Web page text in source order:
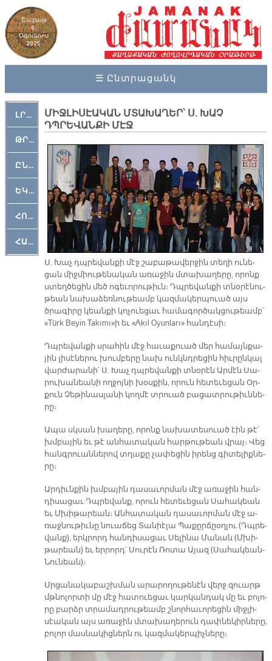
Շաբաթ
8,
Օգոստոս
2026
☰ Ընտրացանկ
ԼՐԱՀՈՍ
ԹՐՔԱՀԱՅ ԿԵԱՆՔ
ԸՆԿԵՐԱՄՇԱԿՈՒԹԱՅԻՆ
ԵԿԵՂԵՑԱԿԱՆ
ՀՈԳԵՄՏԱՒՈՐ
ՀԱՐԹԱԿ
ՄԻՋԼԻՍԷԱԿԱՆ ՄՏԱԽԱՂԵՐ՝ Ս. ԽԱՉ
ԴՊՐԵՎԱՆՔԻ ՄԷՋ
Ս. Խաչ դպրե­վան­քի մէջ շա­բա­թա­վեր­ջին տե­ղի ու­նե­
ցան միջ­միու­թե­նա­կան ա­ռա­ջին մտա­խա­ղե­րը, ո­րոնք
ստեղ­ծե­ցին մեծ ո­գե­ւո­րու­թիւն։ Դպրե­վան­քի տնօ­րէ­նու­
թեան նա­խա­ձեռ­նու­թեամբ կազ­մա­կեր­պուած այս
ծրա­գի­րը կեան­քի կո­չուե­ցաւ հա­մա­գոր­ծակ­ցու­թեամբ՝
«Türk Beyin Takımı»ի եւ «Akıl Oyunları» հան­դէ­սի։
Դպրե­վան­քի սրա­հին մէջ հա­ւա­քուած մեր հա­մայն­քա­
յին լի­սէ­նե­րու խում­բե­րը նախ ունկնդ­րե­ցին հիւ­րըն­կալ
վար­ժա­րա­նի՝ Ս. Խաչ դպրե­վան­քի տնօ­րէն Ար­մէն Սա­
րու­խա­նեա­նի ող­ջոյ­նի խօս­քին, ո­րուն հե­տե­ւե­ցան Օր­
քուն Չե­թի­նաս­լա­նի կող­մէ տրուած բա­ցատ­րու­թիւն­նե­
րը։
Ա­պա սկսան խա­ղե­րը, ո­րոնք նա­խա­տե­սուած էին թէ՛
խմբա­յին եւ թէ ան­հա­տա­կան հար­թու­թեան վրայ։ Վեց
հանգ­րուան­նե­րով տղա­քը չա­փե­ցին ի­րենց գի­տե­լիք­նե­
րը։
Ար­դիւն­քին խմբա­յին դա­սա­ւոր­ման մէջ ա­ռա­ջին հան­
դի­սա­ցաւ Դպրե­վանք, ո­րուն հե­տե­ւե­ցան Սա­հա­կեան
եւ Մխի­թա­րեան։ Ան­հա­տա­կան դա­սա­ւոր­ման մէջ ա­
ռաջ­նու­թիւ­նը նուա­ճեց Տա­նիէ­լա Պա­քըր­ճըօղ­լու (Դպրե­
վանք), երկ­րորդ հան­դի­սա­ցաւ Սե­լի­նա Մա­նան (Մխի­
թա­րեան) եւ եր­րորդ՝ Սու­րէն Ռո­տա Ա­յազ (Սա­հա­կեան-
Նունեան)։
Մրցա­նա­կա­բաշխ­ման ա­րա­րո­ղու­թե­նէն վերջ զուարթ
մթնո­լոր­տի մը մէջ հա­տուե­ցաւ կար­կան­դակ մը եւ բո­լո­
րը բարձր տրա­մադ­րու­թեամբ շնոր­հա­ւո­րե­ցին միջ­լի­
սէա­կան այս ա­ռա­ջին մտա­խա­ղե­րուն դափ­նե­կիր­նե­րը,
բո­լոր մաս­նա­կից­ներն ու կազ­մա­կեր­պիչ­նե­րը։